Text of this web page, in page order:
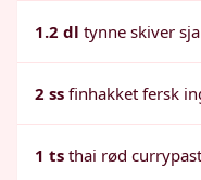
1.2 dl tynne skiver
2 ss finhakket fersk
1 ts thai rød